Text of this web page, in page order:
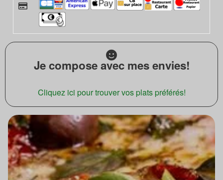
Je compose avec mes envies!
Cliquez ici pour trouver vos plats préférés!